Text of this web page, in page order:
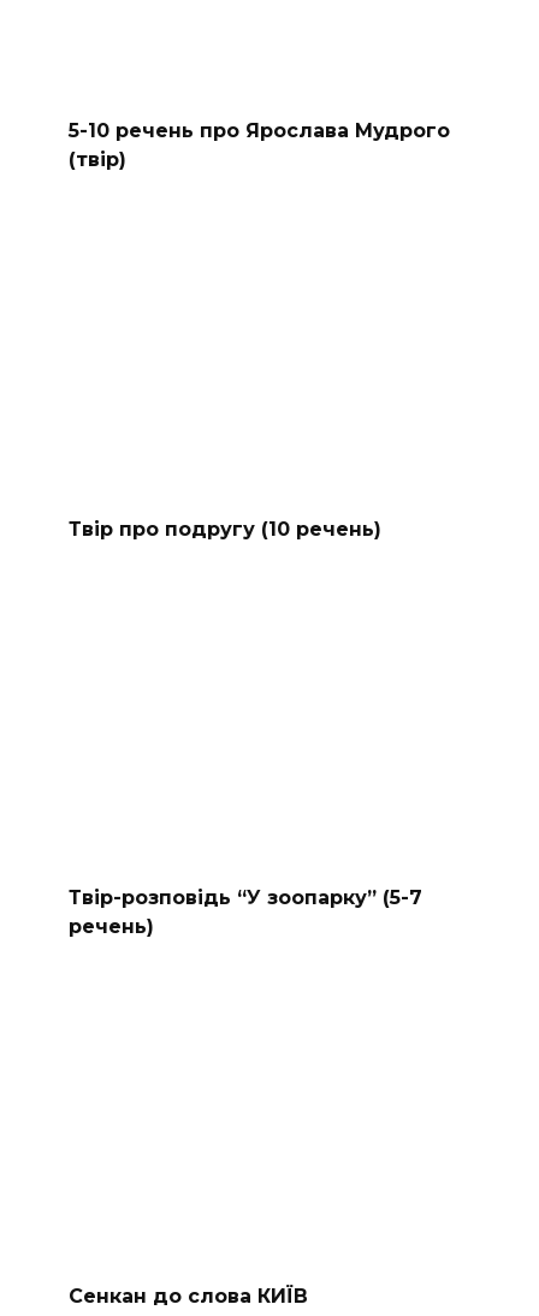
5-10 речень про Ярослава Мудрого
(твір)
Твір про подругу (10 речень)
Твір-розповідь “У зоопарку” (5-7
речень)
Сенкан до слова КИЇВ